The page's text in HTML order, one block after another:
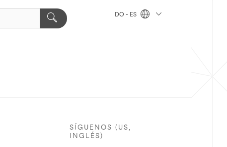
DO - ES
SÍGUENOS (US,
INGLÉS)